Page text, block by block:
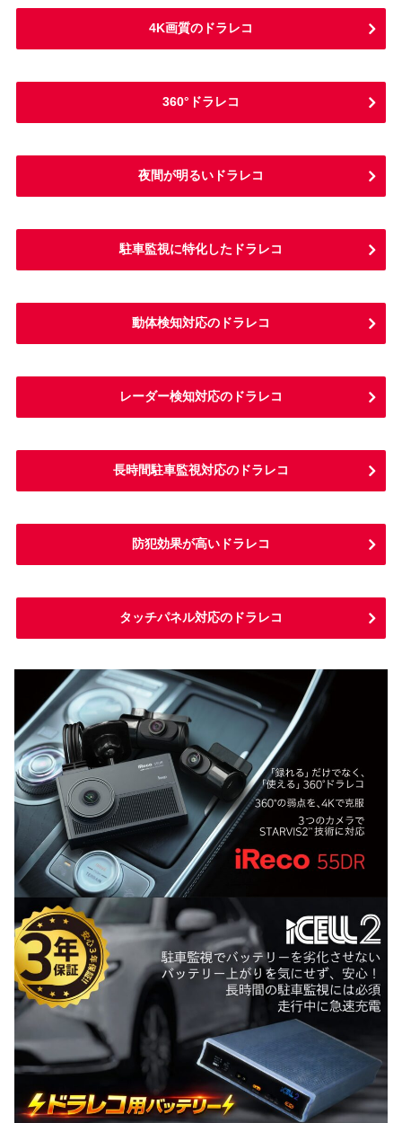
4K画質のドラレコ
360°ドラレコ
夜間が明るいドラレコ
駐車監視に特化したドラレコ
動体検知対応のドラレコ
レーダー検知対応のドラレコ
長時間駐車監視対応のドラレコ
防犯効果が高いドラレコ
タッチパネル対応のドラレコ